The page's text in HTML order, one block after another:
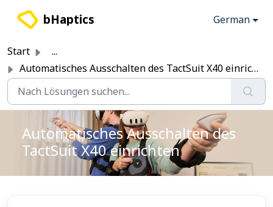
bHaptics German
Start
...
Automatisches Ausschalten des TactSuit X40 einrichten
Automatisches Ausschalten des
TactSuit X40 einrichten